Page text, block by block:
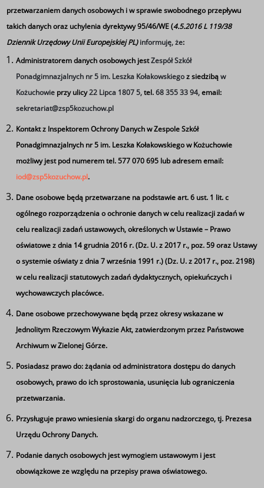
Ta strona wykorzystuje pliki cookie
Używamy informacji zapisanych za pomocą plików
korzystaniu z naszego serwisu. Mogą też korzystać z nich
współpracujące z nami firmy badawcze oraz reklamowe.
Jeżeli wyrażasz zgodę na zapisywanie informacji zawartej
w cookies kliknij na przycisk 'zgadzam się'. Jeśli nie
przetwarzaniem danych osobowych i w sprawie swobodnego przepływu
takich danych oraz uchylenia dyrektywy 95/46/WE (4.5.2016 L 119/38
Dziennik Urzędowy Unii Europejskiej PL)informuję, że:
Administratorem danych osobowych jestZespół Szkół
Ponadgimnazjalnych nr 5 im. Leszka Kołakowskiegoz siedzibąw
Kożuchowie przy ulicy22 Lipca 1807 5,tel.68 355 33 94,email:
sekretariat@zsp5kozuchow.pl
Kontakt z Inspektorem Ochrony Danych w Zespole Szkół
Ponadgimnazjalnych nr 5 im. Leszka Kołakowskiego w Kożuchowie
możliwy jest pod numerem tel. 577 070 695 lub adresem email:
iod@zsp5kozuchow.pl.
Dane osobowe będą przetwarzane na podstawie art. 6 ust. 1 lit. c
ogólnego rozporządzenia o ochronie danych w celu realizacji zadań w
celu realizacji zadań ustawowych, określonych w Ustawie – Prawo
oświatowe z dnia 14 grudnia 2016 r. (Dz. U. z 2017 r., poz. 59 oraz Ustawy
o systemie oświaty z dnia 7 września 1991 r.) (Dz. U. z 2017 r., poz. 2198)
w celu realizacji statutowych zadań dydaktycznych, opiekuńczych i
wychowawczych placówce.
Dane osobowe przechowywane będą przez okresy wskazane w
Jednolitym Rzeczowym Wykazie Akt, zatwierdzonym przez Państwowe
Archiwum w Zielonej Górze.
Posiadasz prawo do: żądania od administratora dostępu do danych
osobowych, prawo do ich sprostowania, usunięcia lub ograniczenia
przetwarzania.
Przysługuje prawo wniesienia skargi do organu nadzorczego, tj. Prezesa
Urzędu Ochrony Danych.
Podanie danych osobowych jest wymogiem ustawowym i jest
obowiązkowe ze względu na przepisy prawa oświatowego.